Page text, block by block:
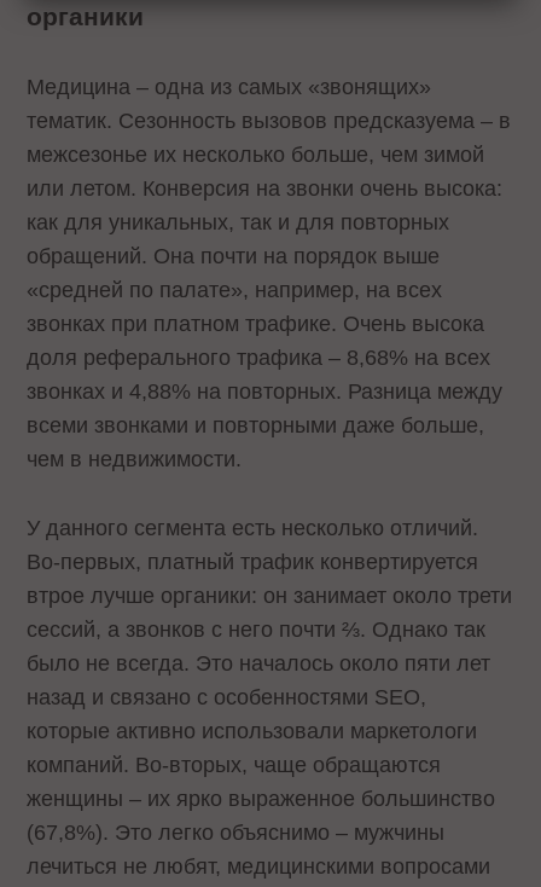
органики
Медицина – одна из самых «звонящих»
тематик. Сезонность вызовов предсказуема – в
межсезонье их несколько больше, чем зимой
или летом. Конверсия на звонки очень высока:
как для уникальных, так и для повторных
обращений. Она почти на порядок выше
«средней по палате», например, на всех
звонках при платном трафике. Очень высока
доля реферального трафика – 8,68% на всех
звонках и 4,88% на повторных. Разница между
всеми звонками и повторными даже больше,
чем в недвижимости.
У данного сегмента есть несколько отличий.
Во-первых, платный трафик конвертируется
втрое лучше органики: он занимает около трети
сессий, а звонков с него почти ⅔. Однако так
было не всегда. Это началось около пяти лет
назад и связано с особенностями SEO,
которые активно использовали маркетологи
компаний. Во-вторых, чаще обращаются
женщины – их ярко выраженное большинство
(67,8%). Это легко объяснимо – мужчины
лечиться не любят, медицинскими вопросами